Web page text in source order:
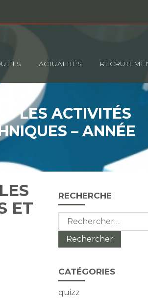
ACTUALITÉS
LES ACTIVITÉS
– ANNÉE
ET
Blog
sidebar
RECHERCHE
Rechercher :
CATÉGORIES
quizz